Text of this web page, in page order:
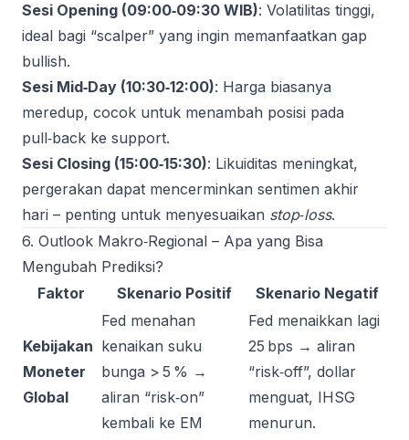
Sesi Opening (09:00‑09:30 WIB): Volatilitas tinggi,
ideal bagi “scalper” yang ingin memanfaatkan gap
bullish.
Sesi Mid‑Day (10:30‑12:00): Harga biasanya
meredup, cocok untuk menambah posisi pada
pull‑back ke support.
Sesi Closing (15:00‑15:30): Likuiditas meningkat,
pergerakan dapat mencerminkan sentimen akhir
hari – penting untuk menyesuaikan stop‑loss.
6. Outlook Makro‑Regional – Apa yang Bisa
Mengubah Prediksi?
Faktor
Skenario Positif Skenario Negatif
Kebijakan
Moneter
Global
Fed menahan
kenaikan suku
bunga > 5 % →
aliran “risk‑on”
kembali ke EM
Fed menaikkan lagi
25 bps → aliran
“risk‑off”, dollar
menguat, IHSG
menurun.